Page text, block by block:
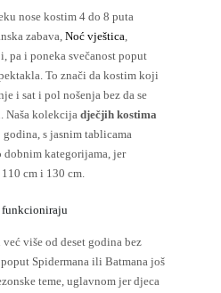
nose kostim 4 do 8 puta
zabava, Noć vještica
i poneka svečanost poput
To znači da kostim koji
i sat i pol nošenja bez da se
Naša kolekcija dječjih kostima
s jasnim tablicama
dobnim kategorijama, jer
cm i 130 cm.
funkcioniraju
više od deset godina bez
poput Spidermana ili Batmana još
teme, uglavnom jer djeca